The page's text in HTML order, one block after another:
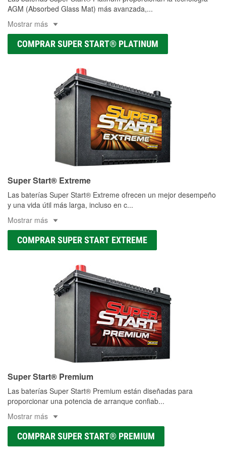
AGM (Absorbed Glass Mat) más avanzada,...
Mostrar más
COMPRAR SUPER START® PLATINUM
Super Start® Extreme
Las baterías Super Start® Extreme ofrecen un mejor desempeño
y una vida útil más larga, incluso en c...
Mostrar más
COMPRAR SUPER START EXTREME
Super Start® Premium
Las baterías Super Start® Premium están diseñadas para
proporcionar una potencia de arranque confiab...
Mostrar más
COMPRAR SUPER START® PREMIUM